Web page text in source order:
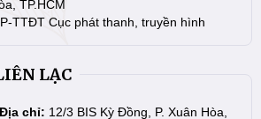
TP.HCM
TTĐT Cục phát thanh, truyền hình
LẠC
chỉ: 12/3 BIS Kỳ Đồng, P. Xuân Hòa,